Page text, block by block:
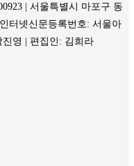
| 서울특별시 마포구 동
터넷신문등록번호: 서울아
진영 | 편집인: 김희라